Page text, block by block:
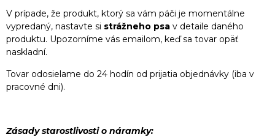
V prípade, že produkt, ktorý sa vám páči je momentálne
vypredaný, nastavte si strážneho psa v detaile daného
produktu. Upozorníme vás emailom, keď sa tovar opäť
naskladní.
Tovar odosielame do 24 hodín od prijatia objednávky (iba v
pracovné dni).
Zásady starostlivosti o náramky: